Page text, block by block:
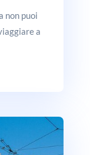
non puoi
a